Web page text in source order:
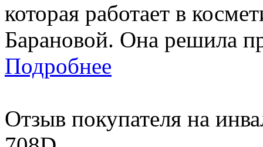
которая работает в
Барановой. Она решила
Подробнее
Отзыв покупателя на